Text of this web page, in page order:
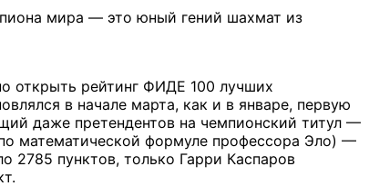
мира — это юный гений шахмат из
открыть рейтинг ФИДЕ 100 лучших
в начале марта, как и в январе, первую
даже претендентов на чемпионский титул —
математической формуле профессора Эло) —
2785 пунктов, только Гарри Каспаров